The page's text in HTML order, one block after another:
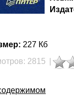
227 Кб
2815